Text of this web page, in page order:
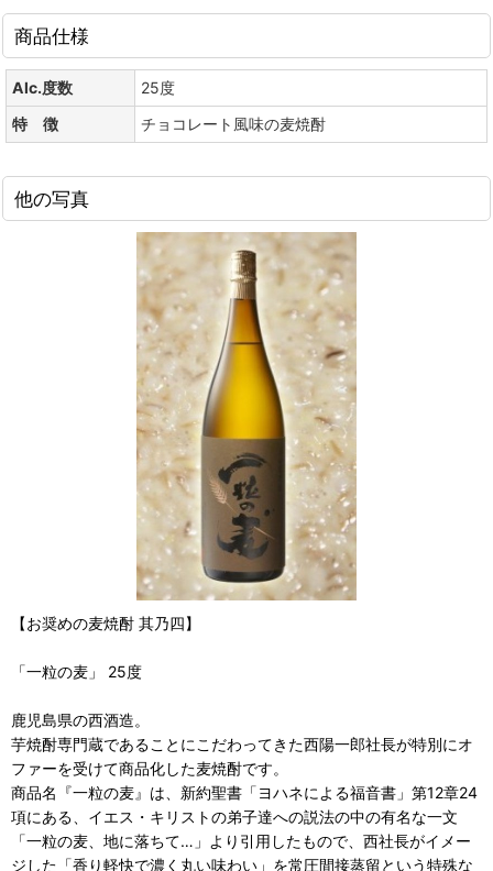
商品仕様
Alc.度数
25度
特 徴
チョコレート風味の麦焼酎
他の写真
【お奨めの麦焼酎 其乃四】
「一粒の麦」 25度
鹿児島県の西酒造。
芋焼酎専門蔵であることにこだわってきた西陽一郎社長が特別にオ
ファーを受けて商品化した麦焼酎です。
商品名『一粒の麦』は、新約聖書「ヨハネによる福音書」第12章24
項にある、イエス・キリストの弟子達への説法の中の有名な一文
「一粒の麦、地に落ちて…」より引用したもので、西社長がイメー
ジした「香り軽快で濃く丸い味わい」を常圧間接蒸留という特殊な